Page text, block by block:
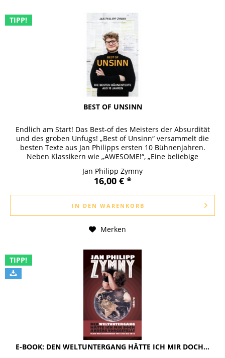
TIPP!
BEST OF UNSINN
Endlich am Start! Das Best-of des Meisters der Absurdität
und des groben Unfugs! „Best of Unsinn“ versammelt die
besten Texte aus Jan Philipps ersten 10 Bühnenjahren.
Neben Klassikern wie „AWESOME!“, „Eine beliebige
Jan Philipp Zymny
16,00 € *
IN DEN WARENKORB
Merken
TIPP!
E-BOOK: DEN WELTUNTERGANG HÄTTE ICH MIR DOCH...